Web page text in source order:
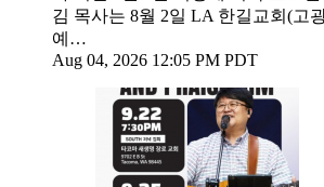
김 목사는 8월 2일 LA 한길교회(고
예…
Aug 04, 2026 12:05 PM PDT